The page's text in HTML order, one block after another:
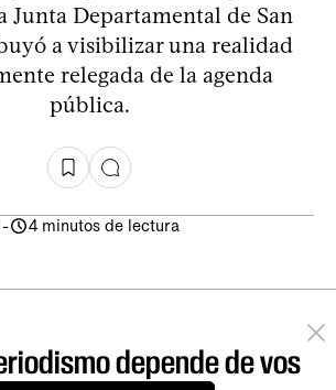
Junta Departamental de San
a visibilizar una realidad
relegada de la agenda
pública.
- 4 minutos de lectura
depende de vos